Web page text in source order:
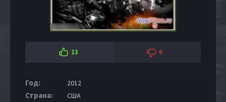
13 6
Год: 2012
Страна: США